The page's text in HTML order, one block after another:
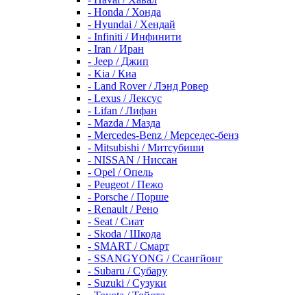
- Honda / Хонда
- Hyundai / Хендай
- Infiniti / Инфинити
- Iran / Иран
- Jeep / Джип
- Kia / Киа
- Land Rover / Лэнд Ровер
- Lexus / Лексус
- Lifan / Лифан
- Mazda / Мазда
- Mercedes-Benz / Мерседес-бенз
- Mitsubishi / Митсубиши
- NISSAN / Ниссан
- Opel / Опель
- Peugeot / Пежо
- Porsche / Порше
- Renault / Рено
- Seat / Сиат
- Skoda / Шкода
- SMART / Смарт
- SSANGYONG / Ссангйонг
- Subaru / Субару
- Suzuki / Сузуки